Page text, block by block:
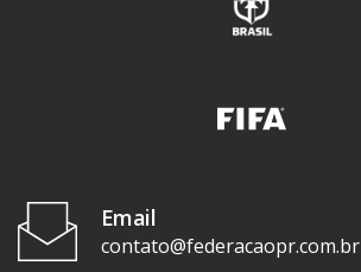
Email
contato@federacaopr.com.br